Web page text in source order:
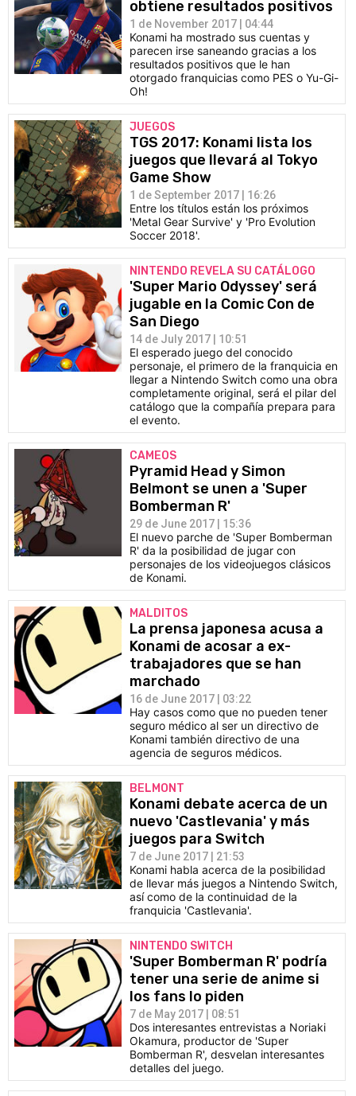
obtiene resultados positivos
1 de November 2017 | 04:44
Konami ha mostrado sus cuentas y
parecen irse saneando gracias a los
resultados positivos que le han
otorgado franquicias como PES o Yu-Gi-
Oh!
JUEGOS
TGS 2017: Konami lista los
juegos que llevará al Tokyo
Game Show
1 de September 2017 | 16:26
Entre los títulos están los próximos
'Metal Gear Survive' y 'Pro Evolution
Soccer 2018'.
NINTENDO REVELA SU CATÁLOGO
'Super Mario Odyssey' será
jugable en la Comic Con de
San Diego
14 de July 2017 | 10:51
El esperado juego del conocido
personaje, el primero de la franquicia en
llegar a Nintendo Switch como una obra
completamente original, será el pilar del
catálogo que la compañía prepara para
el evento.
CAMEOS
Pyramid Head y Simon
Belmont se unen a 'Super
Bomberman R'
29 de June 2017 | 15:36
El nuevo parche de 'Super Bomberman
R' da la posibilidad de jugar con
personajes de los videojuegos clásicos
de Konami.
MALDITOS
La prensa japonesa acusa a
Konami de acosar a ex-
trabajadores que se han
marchado
16 de June 2017 | 03:22
Hay casos como que no pueden tener
seguro médico al ser un directivo de
Konami también directivo de una
agencia de seguros médicos.
BELMONT
Konami debate acerca de un
nuevo 'Castlevania' y más
juegos para Switch
7 de June 2017 | 21:53
Konami habla acerca de la posibilidad
de llevar más juegos a Nintendo Switch,
así como de la continuidad de la
franquicia 'Castlevania'.
NINTENDO SWITCH
'Super Bomberman R' podría
tener una serie de anime si
los fans lo piden
7 de May 2017 | 08:51
Dos interesantes entrevistas a Noriaki
Okamura, productor de 'Super
Bomberman R', desvelan interesantes
detalles del juego.